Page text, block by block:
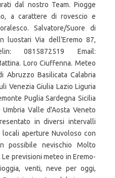
dal nostro Team. Piogge
a carattere di rovescio e
Salvatore/Suore di
luostari Via dell’Eremo 87,
0815872519 Email:
Loro Ciuffenna. Meteo
Abruzzo Basilicata Calabria
Venezia Giulia Lazio Liguria
Puglia Sardegna Sicilia
Valle d'Aosta Veneto
in diversi intervalli
aperture Nuvoloso con
possibile nevischio Molto
previsioni meteo in Eremo-
venti, neve per oggi,